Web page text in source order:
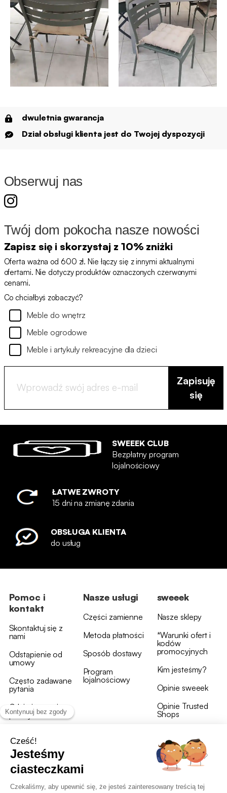
dwuletnia gwarancja
Dział obsługi klienta jest do Twojej dyspozycji
Obserwuj nas
Twój dom pokocha nasze nowości
Zapisz się i skorzystaj z 10% zniżki
Oferta ważna od 600 zł. Nie łączy się z innymi aktualnymi
ofertami. Nie dotyczy produktów oznaczonych czerwonymi
cenami.
Co chciałbyś zobaczyć?
Meble do wnętrz
Meble ogrodowe
Meble i artykuły rekreacyjne dla dzieci
Zapisuję
się
SWEEEK CLUB
Bezpłatny program
lojalnościowy
ŁATWE ZWROTY
15 dni na zmianę zdania
OBSŁUGA KLIENTA
do usług
Pomoc i
kontakt
Skontaktuj się z
nami
Odstąpienie od
umowy
Często zadawane
pytania
Gdzie jest moja
przesyłka?
Nasze usługi
Części zamienne
Metoda płatności
Sposób dostawy
Program
lojalnościowy
sweeek
Nasze sklepy
*Warunki ofert i
kodów
promocyjnych
Kim jesteśmy?
Opinie sweeek
Opinie Trusted
Shops
OWU programu lojalnościowego